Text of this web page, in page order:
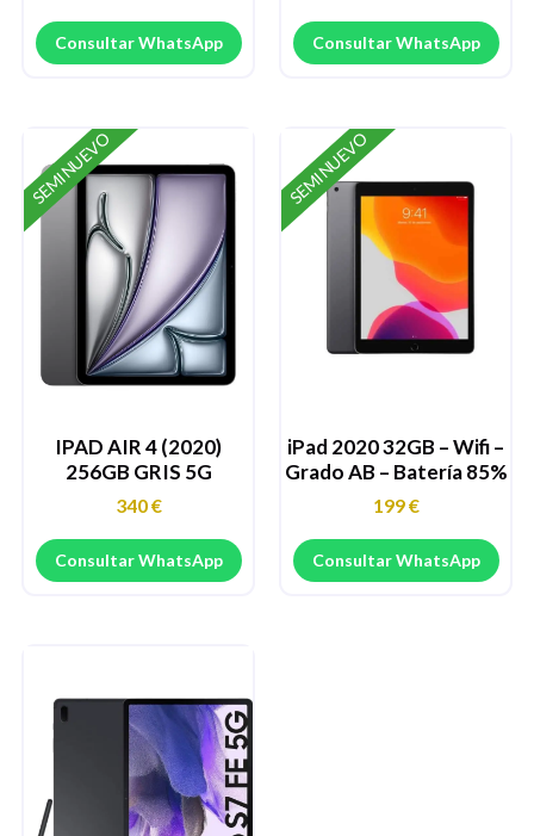
Consultar WhatsApp Consultar WhatsApp
SEMINUEVO
IPAD AIR 4 (2020)
256GB GRIS 5G
340€
Consultar WhatsApp
SEMINUEVO
iPad 2020 32GB – Wifi –
Grado AB – Batería 85%
199€
Consultar WhatsApp